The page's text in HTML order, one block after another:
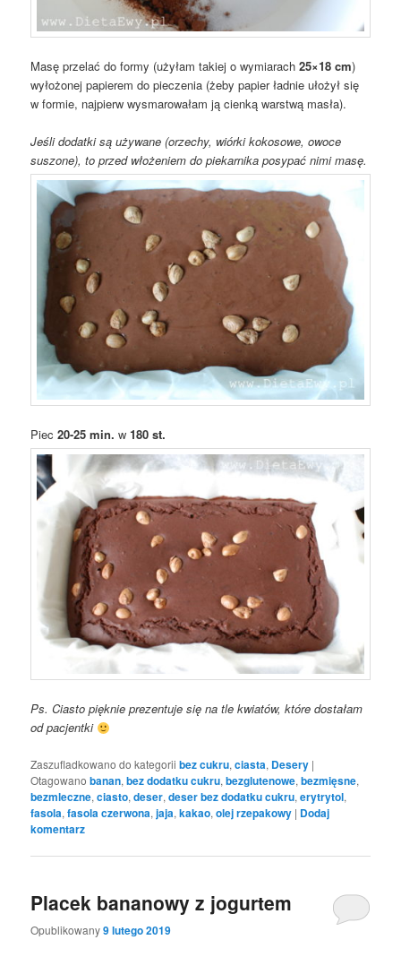
Masę przelać do formy (użyłam takiej o wymiarach25×18 cm)
wyłożonej papierem do pieczenia (żeby papier ładnie ułożył się
w formie, najpierw wysmarowałam ją cienką warstwą masła).
Jeśli dodatki są używane (orzechy, wiórki kokosowe, owoce
suszone), to przed włożeniem do piekarnika posypać nimi masę.
Piec20-25 min. w180 st.
Ps. Ciasto pięknie prezentuje się na tle kwiatów, które dostałam
od pacjentki
Zaszufladkowano do kategorii bez cukru,ciasta, Desery |
Otagowano banan,bez dodatku cukru,bezglutenowe,bezmięsne,
bezmleczne,ciasto,deser,deser bez dodatku cukru,erytrytol,
fasola,fasola czerwona,jaja,kakao,olej rzepakowy | Dodaj
komentarz
Placek bananowy z jogurtem
Opublikowany9 lutego 2019